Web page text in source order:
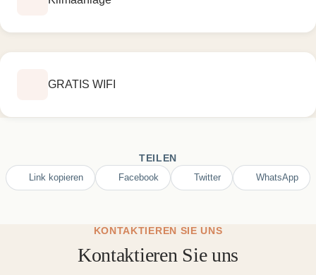
GRATIS WIFI
TEILEN
Link kopieren Facebook Twitter WhatsApp
KONTAKTIEREN SIE UNS
Kontaktieren Sie uns